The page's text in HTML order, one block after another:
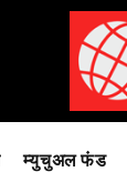
म्युचुअल फंड